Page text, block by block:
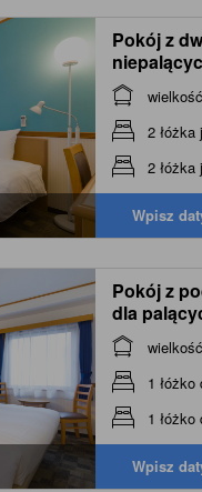
Pokój z
Non-
2 łóżka
2 łóżka
Wpisz
Pokój z
dla
Smoking)
1 łóżko
1 łóżko
Wpisz